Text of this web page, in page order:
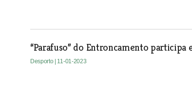
“Parafuso” do Entroncamento
Desporto | 11-01-2023